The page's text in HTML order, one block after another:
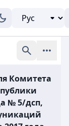
Комитета
№ 5/дсп,